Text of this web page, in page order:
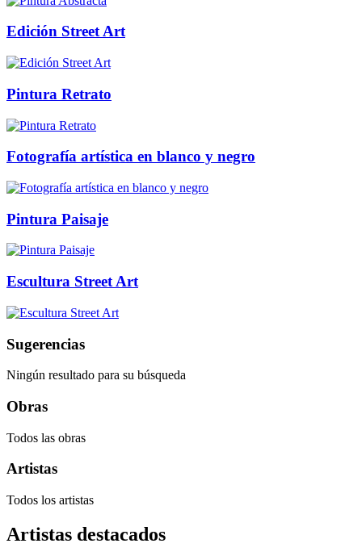
Edición Street Art
Pintura Retrato
Fotografía artística en blanco y negro
Pintura Paisaje
Escultura Street Art
Sugerencias
Ningún resultado para su búsqueda
Obras
Todos las obras
Artistas
Todos los artistas
Artistas destacados